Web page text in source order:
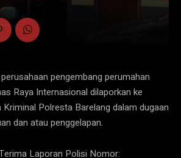
pengembang perumahan
Raya Internasional dilaporkan ke
Polresta Barelang dalam dugaan
dan atau penggelapan.
Laporan Polisi Nomor: